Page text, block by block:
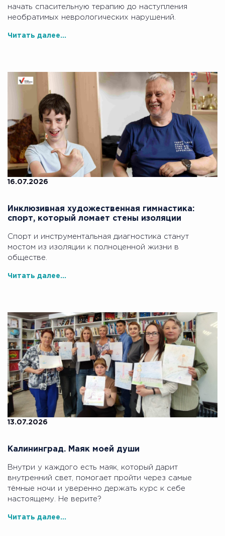
начать спасительную терапию до наступления
необратимых неврологических нарушений.
Читать далее...
16.07.2026
Инклюзивная художественная гимнастика:
спорт, который ломает стены изоляции
Спорт и инструментальная диагностика станут
мостом из изоляции к полноценной жизни в
обществе.
Читать далее...
13.07.2026
Калининград. Маяк моей души
Внутри у каждого есть маяк, который дарит
внутренний свет, помогает пройти через самые
тёмные ночи и уверенно держать курс к себе
настоящему. Не верите?
Читать далее...